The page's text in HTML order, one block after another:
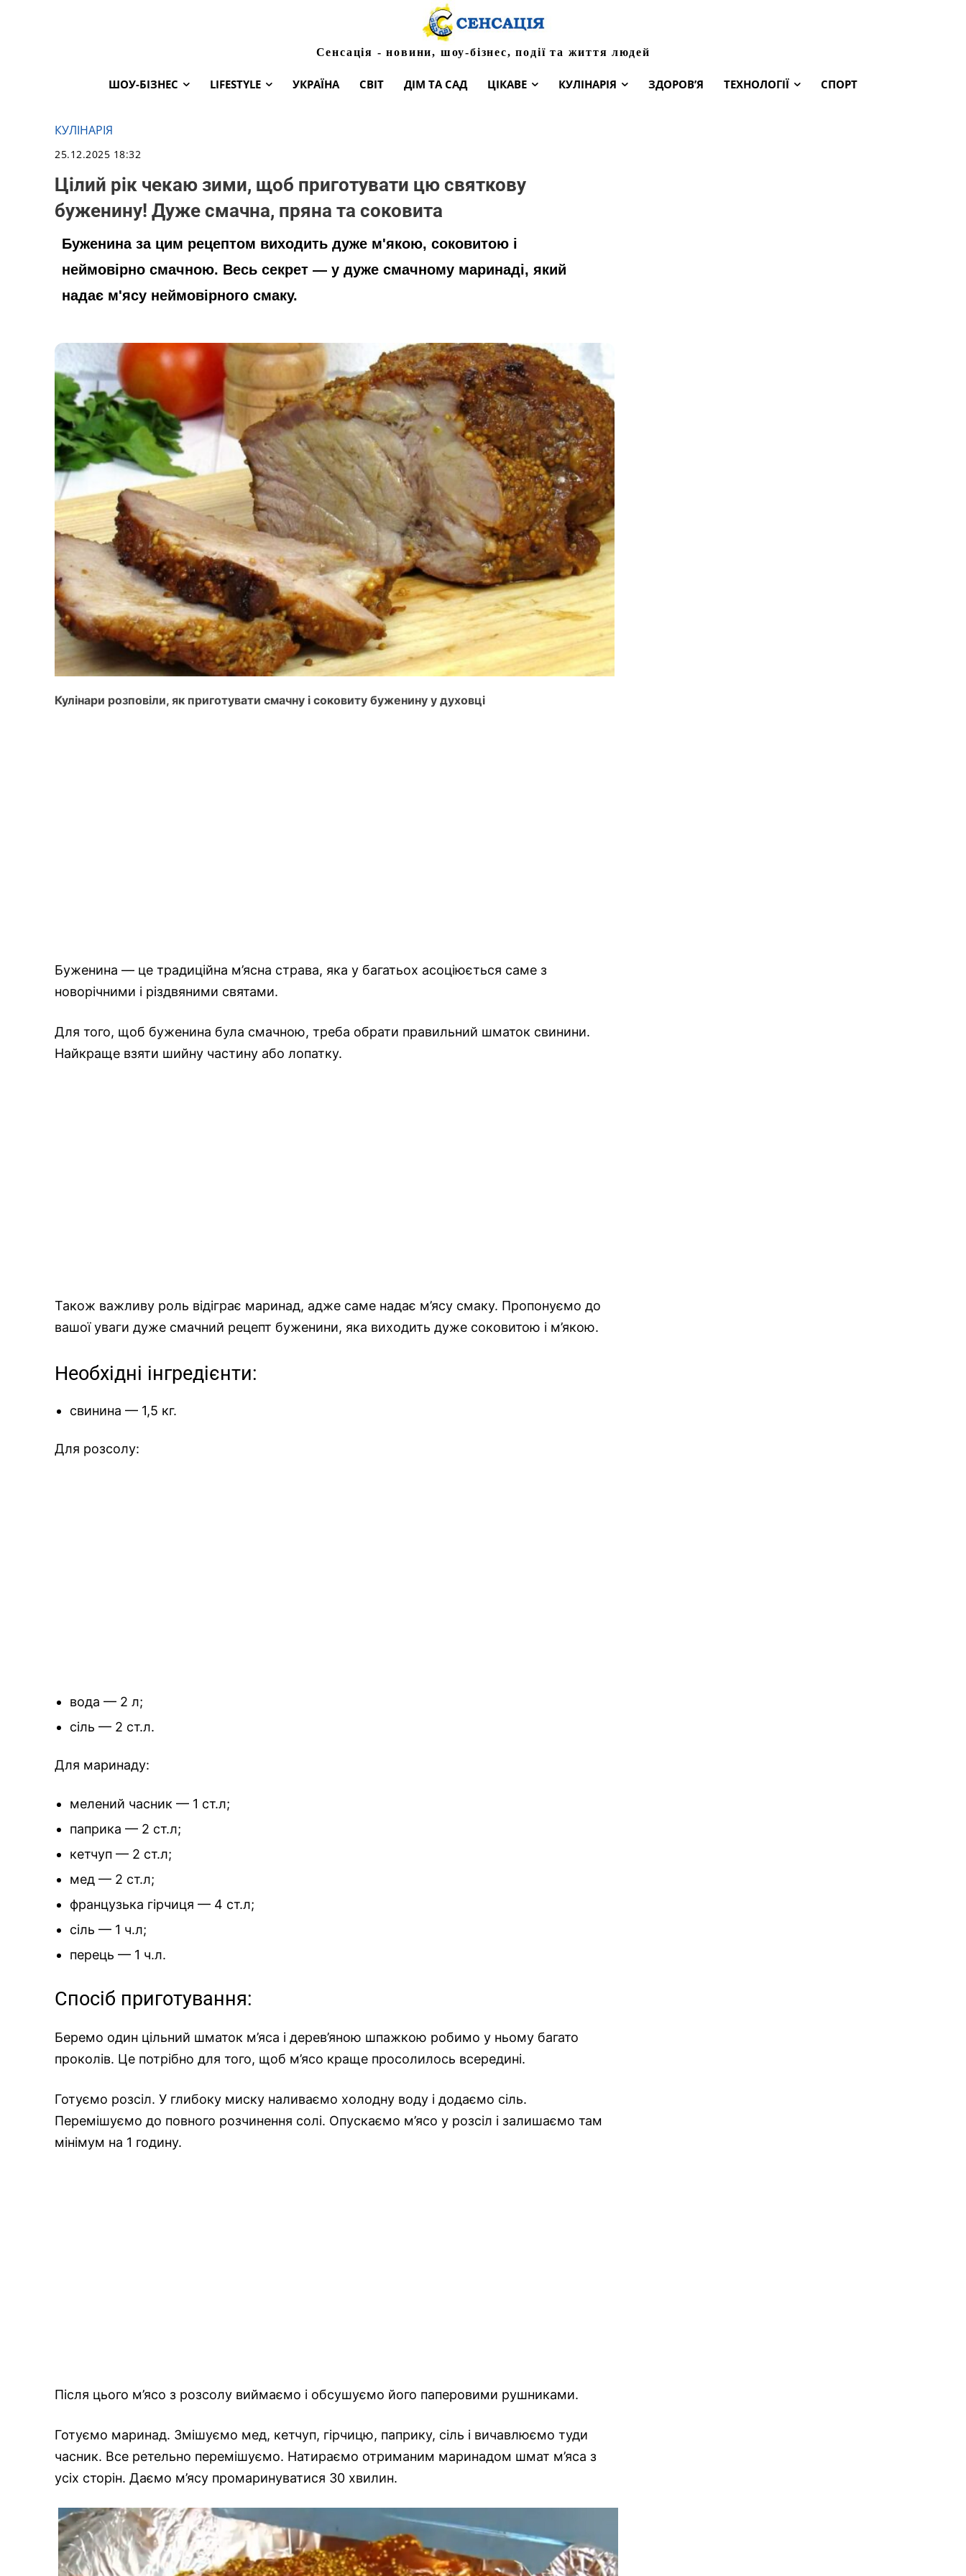
Сенсація - новини, шоу-бізнес, події та життя людей
ШОУ-БІЗНЕС LIFESTYLE УКРАЇНА СВІТ ДІМ ТА САД ЦІКАВЕ КУЛІНАРІЯ ЗДОРОВ’Я ТЕХНОЛОГІЇ СПОРТ
КУЛІНАРІЯ
25.12.2025 18:32
Цілий рік чекаю зими, щоб приготувати цю святкову
буженину! Дуже смачна, пряна та соковита
Буженина за цим рецептом виходить дуже м'якою, соковитою і
неймовірно смачною. Весь секрет — у дуже смачному маринаді, який
надає м'ясу неймовірного смаку.
Кулінари розповіли, як приготувати смачну і соковиту буженину у духовці
Буженина — це традиційна м’ясна страва, яка у багатьох асоціюється саме з
новорічними і різдвяними святами.
Для того, щоб буженина була смачною, треба обрати правильний шматок свинини.
Найкраще взяти шийну частину або лопатку.
Також важливу роль відіграє маринад, адже саме надає м’ясу смаку. Пропонуємо до
вашої уваги дуже смачний рецепт буженини, яка виходить дуже соковитою і м’якою.
Необхідні інгредієнти:
свинина — 1,5 кг.
Для розсолу:
вода — 2 л;
сіль — 2 ст.л.
Для маринаду:
мелений часник — 1 ст.л;
паприка — 2 ст.л;
кетчуп — 2 ст.л;
мед — 2 ст.л;
французька гірчиця — 4 ст.л;
сіль — 1 ч.л;
перець — 1 ч.л.
Спосіб приготування:
Беремо один цільний шматок м’яса і дерев’яною шпажкою робимо у ньому багато
проколів. Це потрібно для того, щоб м’ясо краще просолилось всередині.
Готуємо розсіл. У глибоку миску наливаємо холодну воду і додаємо сіль.
Перемішуємо до повного розчинення солі. Опускаємо м’ясо у розсіл і залишаємо там
мінімум на 1 годину.
Після цього м’ясо з розсолу виймаємо і обсушуємо його паперовими рушниками.
Готуємо маринад. Змішуємо мед, кетчуп, гірчицю, паприку, сіль і вичавлюємо туди
часник. Все ретельно перемішуємо. Натираємо отриманим маринадом шмат м’яса з
усіх сторін. Даємо м’ясу промаринуватися 30 хвилин.